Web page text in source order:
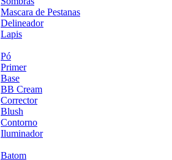
Mascara de Pestanas
Delineador
Lapis
Pó
Primer
Base
BB Cream
Corrector
Blush
Contorno
Iluminador
Batom